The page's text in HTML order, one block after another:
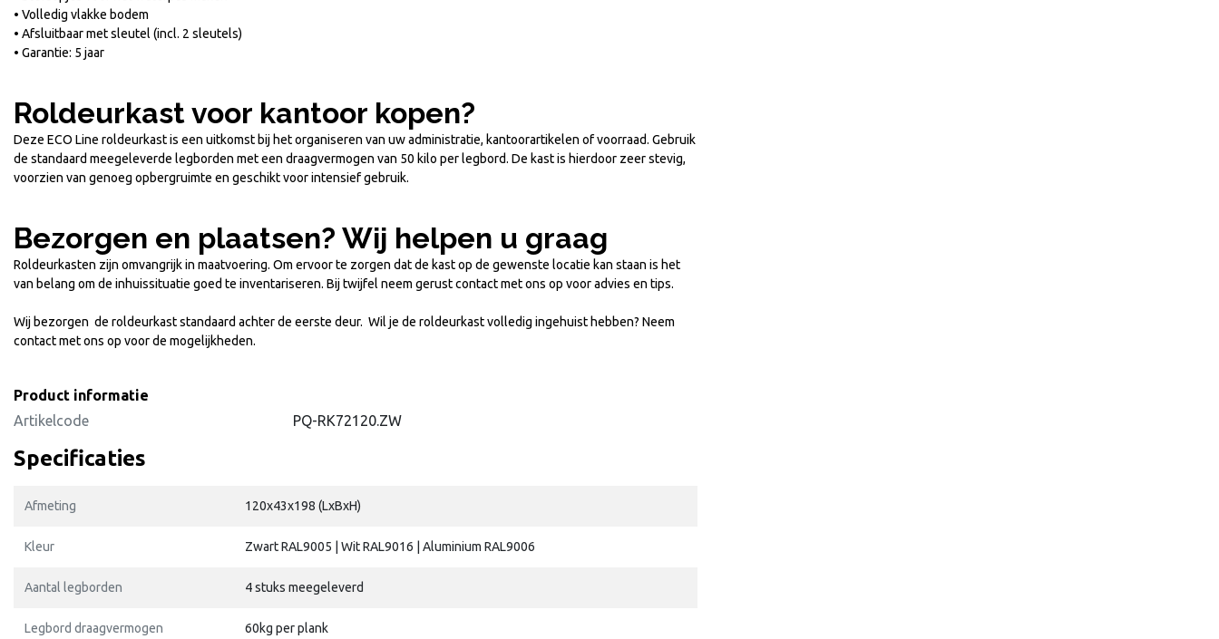
• Volledig vlakke bodem
• Afsluitbaar met sleutel (incl. 2 sleutels)
• Garantie: 5 jaar
Roldeurkast voor kantoor kopen?
Deze ECO Line roldeurkast is een uitkomst bij het organiseren van uw administratie, kantoorartikelen of voorraad. Gebruik
de standaard meegeleverde legborden met een draagvermogen van 50 kilo per legbord. De kast is hierdoor zeer stevig,
voorzien van genoeg opbergruimte en geschikt voor intensief gebruik.
Bezorgen en plaatsen? Wij helpen u graag
Roldeurkasten zijn omvangrijk in maatvoering. Om ervoor te zorgen dat de kast op de gewenste locatie kan staan is het
van belang om de inhuissituatie goed te inventariseren. Bij twijfel neem gerust contact met ons op voor advies en tips.
Wij bezorgen de roldeurkast standaard achter de eerste deur. Wil je de roldeurkast volledig ingehuist hebben? Neem
contact met ons op voor de mogelijkheden.
Product informatie
Artikelcode
PQ-RK72120.ZW
Specificaties
Afmeting 120x43x198 (LxBxH)
Kleur Zwart RAL9005 | Wit RAL9016 | Aluminium RAL9006
Aantal legborden 4 stuks meegeleverd
Legbord draagvermogen 60kg per plank